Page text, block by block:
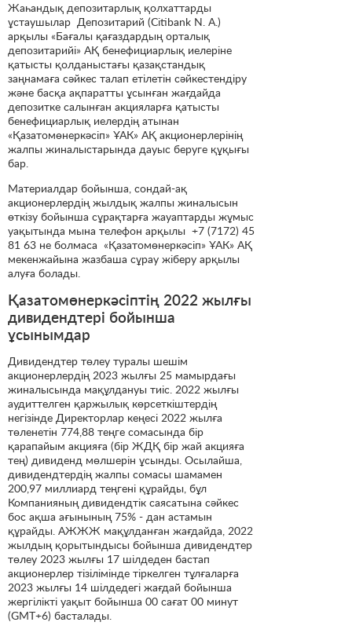
Жаһандық депозитарлық қолхаттарды
ұстаушылар Депозитарий (Citibank N. A.)
арқылы «Бағалы қағаздардың орталық
депозитарийі» АҚ бенефициарлық иелеріне
қатысты қолданыстағы қазақстандық
заңнамаға сәйкес талап етілетін сәйкестендіру
және басқа ақпаратты ұсынған жағдайда
депозитке салынған акцияларға қатысты
бенефициарлық иелердің атынан
«Қазатомөнеркәсіп» ҰАК» АҚ акционерлерінің
жалпы жиналыстарында дауыс беруге құқығы
бар.
Материалдар бойынша, сондай-ақ
акционерлердің жылдық жалпы жиналысын
өткізу бойынша сұрақтарға жауаптарды жұмыс
уақытында мына телефон арқылы +7 (7172) 45
81 63 не болмаса «Қазатомөнеркәсіп» ҰАК» АҚ
мекенжайына жазбаша сұрау жіберу арқылы
алуға болады.
Қазатомөнеркәсіптің 2022 жылғы
дивидендтері бойынша
ұсынымдар
Дивидендтер төлеу туралы шешім
акционерлердің 2023 жылғы 25 мамырдағы
жиналысында мақұлдануы тиіс. 2022 жылғы
аудиттелген қаржылық көрсеткіштердің
негізінде Директорлар кеңесі 2022 жылға
төленетін 774,88 теңге сомасында бір
қарапайым акцияға (бір ЖДҚ бір жай акцияға
тең) дивиденд мөлшерін ұсынды. Осылайша,
дивидендтердің жалпы сомасы шамамен
200,97 миллиард теңгені құрайды, бұл
Компанияның дивидендтік саясатына сәйкес
бос ақша ағынының 75% - дан астамын
құрайды. АЖЖЖ мақұлданған жағдайда, 2022
жылдың қорытындысы бойынша дивидендтер
төлеу 2023 жылғы 17 шілдеден бастап
акционерлер тізілімінде тіркелген тұлғаларға
2023 жылғы 14 шілдедегі жағдай бойынша
жергілікті уақыт бойынша 00 сағат 00 минут
(GMT+6) басталады.